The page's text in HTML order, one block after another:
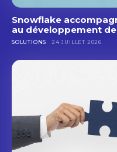
Snowflake
au développement
SOLUTIONS 24 JUILLET 2026